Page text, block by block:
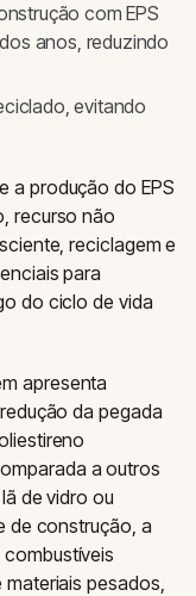
com EPS
anos, reduzindo
evitando
a produção do EPS
recurso não
reciclagem e
para
do ciclo de vida
apresenta
da pegada
a outros
de vidro ou
de construção, a
pesados,